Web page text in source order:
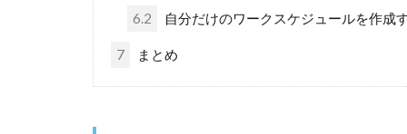
6.2 自分だけのワークスケジュールを作成
7 まとめ